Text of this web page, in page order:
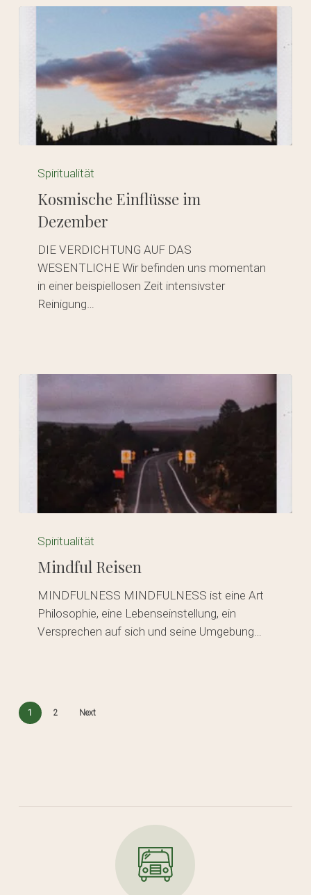
Einflüsse
Dezember
Spiritualität
Kosmische Einflüsse im
Dezember
DIE VERDICHTUNG AUF DAS
WESENTLICHE Wir befinden uns momentan
in einer beispiellosen Zeit intensivster
Reinigung…
ReisenSpiritualität
Mindful Reisen
MINDFULNESS MINDFULNESS ist eine Art
Philosophie, eine Lebenseinstellung, ein
Versprechen auf sich und seine Umgebung…
1 2 Next